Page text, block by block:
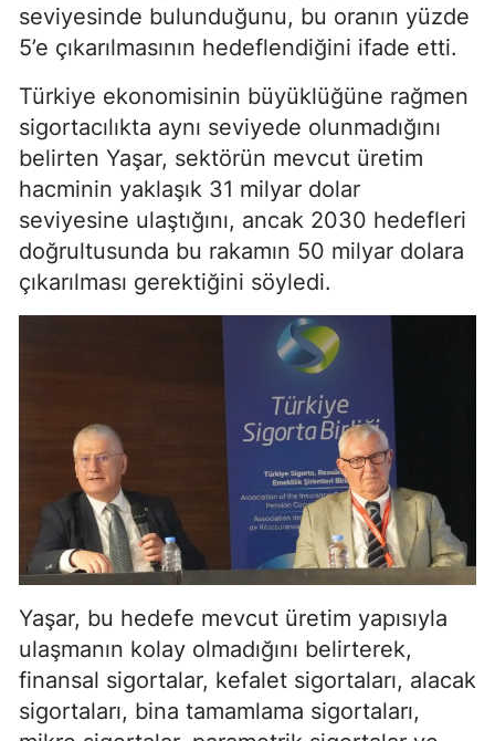
seviyesinde bulunduğunu, bu oranın yüzde
5’e çıkarılmasının hedeflendiğini ifade etti.
Türkiye ekonomisinin büyüklüğüne rağmen
sigortacılıkta aynı seviyede olunmadığını
belirten Yaşar, sektörün mevcut üretim
hacminin yaklaşık 31 milyar dolar
seviyesine ulaştığını, ancak 2030 hedefleri
doğrultusunda bu rakamın 50 milyar dolara
çıkarılması gerektiğini söyledi.
Yaşar, bu hedefe mevcut üretim yapısıyla
ulaşmanın kolay olmadığını belirterek,
finansal sigortalar, kefalet sigortaları, alacak
sigortaları, bina tamamlama sigortaları,